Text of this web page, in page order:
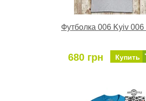
Футболка 006 Kyiv 006
680 грн Купить